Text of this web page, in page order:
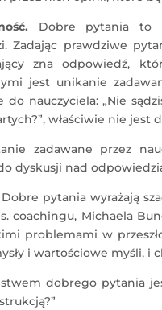
Dobre pytania to
Zadając prawdziwe
zna odpowiedź,
jest unikanie
do nauczyciela: „Nie
właściwie nie jest
zadawane przez
dyskusji nad
Dobre pytania wyrażają
coachingu, Michaela
problemami w
i wartościowe myśli, i
dobrego pytania